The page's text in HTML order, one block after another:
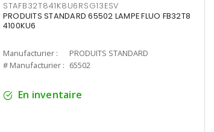
STAFB32T841K8U6RSG13ESV
PRODUITS STANDARD 65502 LAMPE FLUO FB32T8
4100KU6
Manufacturier :
PRODUITS STANDARD
# Manufacturier : 65502
En inventaire